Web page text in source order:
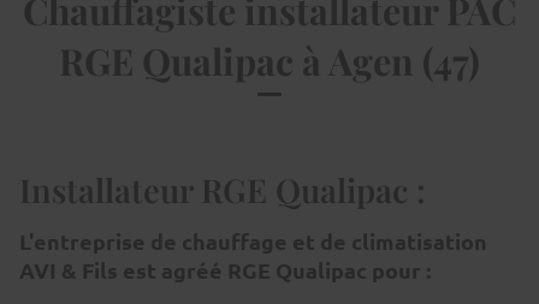
Chauffagiste installateur PAC
RGE Qualipac à Agen (47)
Installateur RGE Qualipac :
L'entreprise de chauffage et de climatisation
AVI & Fils est agréé RGE Qualipac pour :